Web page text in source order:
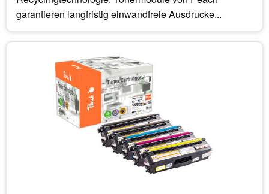
garantieren langfristig einwandfreie Ausdrucke...